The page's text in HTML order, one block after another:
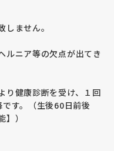
ません。
ルニア等の欠点が出てき
り健康診断を受け、１回
す。（生後60日前後
）